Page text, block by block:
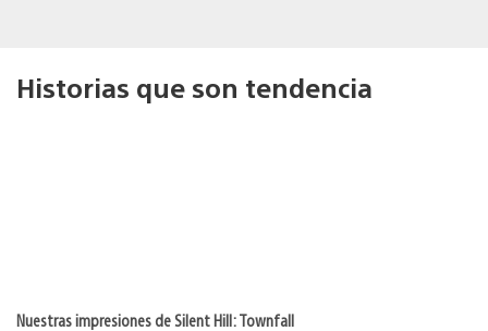
Historias que son tendencia
Nuestras impresiones de Silent Hill: Townfall